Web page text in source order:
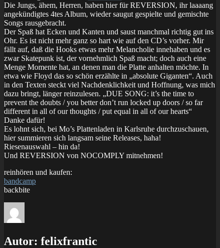
Die Jungs, ähem, Herren, haben hier für REVERSION, ihr laaaang
angekündigtes 4tes Album, wieder saugut gespielte und gemischte
Songs rausgebracht.
Der Spaß hat Ecken und Kanten und saust manchmal richtig gut ins
Ohr. Es ist nicht mehr ganz so hart wie auf den CD’s vorher. Mir
fällt auf, daß die Hooks etwas mehr Melancholie innehaben und es
zwar Skatepunk ist, der vornehmlich Spaß macht; doch auch eine
Menge Momente hat, an denen man die Platte anhalten möchte. In
etwa wie Floyd das so schön erzählte in „absolute Giganten“. Auch
in den Texten steckt viel Nachdenklichkeit und Hoffnung, was mich
dazu bringt, länger reinzulesen. „DUE SONG: it’s the time to
prevent the doubts / you better don’t run locked up doors / so far
different in all of our thoughts / put equal in all of our hearts“
Danke dafür!
Es lohnt sich, bei Mo’s Plattenladen in Karlsruhe durchzuschauen,
hier summieren sich langsam seine Releases, haha!
Riesenauswahl – hin da!
Und REVERSION von NOCOMPLY mitnehmen!
reinhören und kaufen:
bandcamp
backbite
Autor: felixfrantic